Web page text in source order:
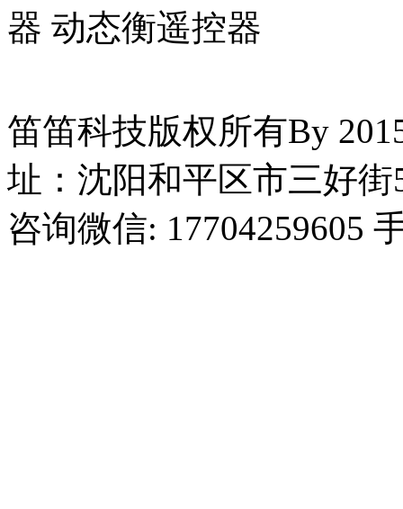
器 动态衡遥控器
笛笛科技版权所有By
址：沈阳和平区市三好
咨询微信: 17704259605